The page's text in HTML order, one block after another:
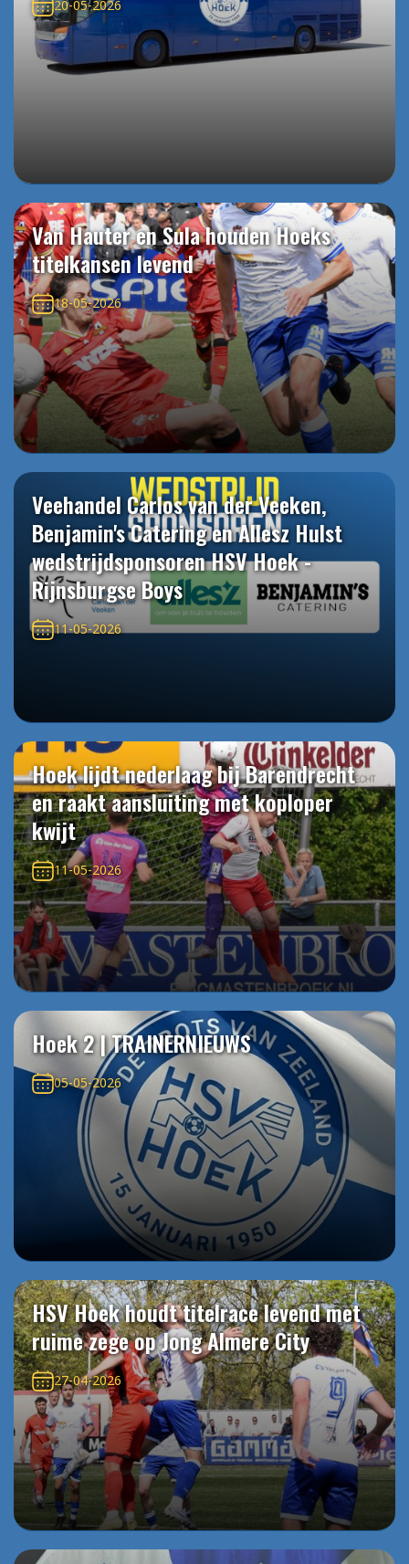
20-05-2026
Van Hauter en Sula houden Hoeks
titelkansen levend
18-05-2026
Veehandel Carlos van der Veeken,
Benjamin's Catering en Allesz Hulst
wedstrijdsponsoren HSV Hoek -
Rijnsburgse Boys
11-05-2026
Hoek lijdt nederlaag bij Barendrecht
en raakt aansluiting met koploper
kwijt
11-05-2026
Hoek 2 | TRAINERNIEUWS
05-05-2026
HSV Hoek houdt titelrace levend met
ruime zege op Jong Almere City
27-04-2026